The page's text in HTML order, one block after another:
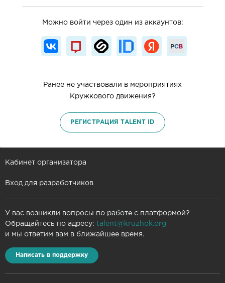
Можно войти через один из аккаунтов:
Ранее не участвовали в мероприятиях
Кружкового движения?
РЕГИСТРАЦИЯ TALENT ID
Кабинет организатора
Вход для разработчиков
У вас возникли вопросы по работе с платформой?
Обращайтесь по адресу: talent@kruzhok.org
и мы ответим вам в ближайшее время.
Написать в поддержку